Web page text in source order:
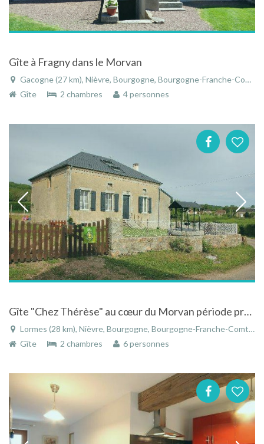
Gîte à Fragny dans le Morvan
Gacogne (27 km), Nièvre, Bourgogne, Bourgogne-Franche-Comté, France
Gîte
2 chambres 4 personnes
Gîte "Chez Thérèse" au cœur du Morvan période promo du 02 avril au 14 mai
Lormes (28 km), Nièvre, Bourgogne, Bourgogne-Franche-Comté, France
Gîte
2 chambres 6 personnes